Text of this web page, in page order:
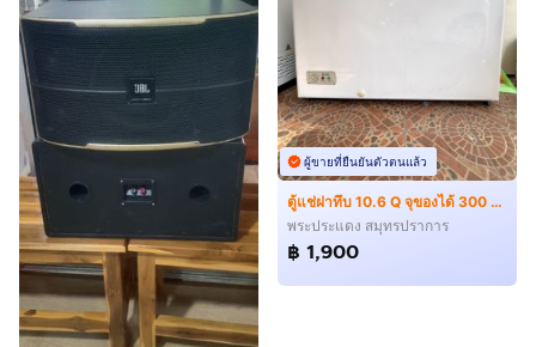
ผู้ขายที่ยืนยันตัวตนแล้ว
ตู้แช่ฝาทึบ 10.6 Q จุของได้ 300 ลิตร ราคาถูกมาก
พระประแดง สมุทรปราการ
฿ 1,900